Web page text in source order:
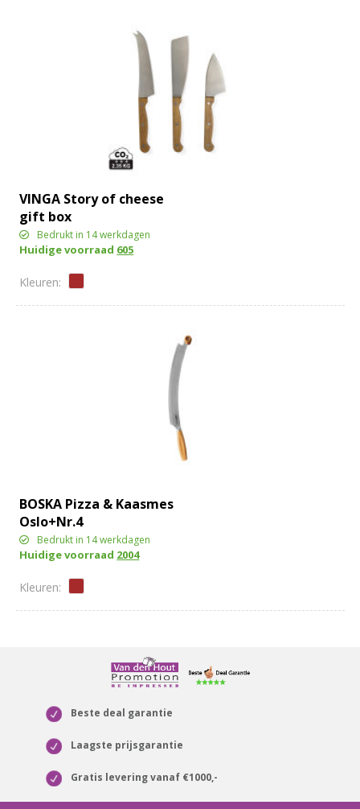
VINGA Story of cheese
gift box
Bedrukt in 14 werkdagen
Huidige voorraad 605
BOSKA Pizza & Kaasmes
Oslo+Nr.4
Bedrukt in 14 werkdagen
Huidige voorraad 2004
Beste deal garantie
Laagste prijsgarantie
Gratis levering vanaf €1000,-